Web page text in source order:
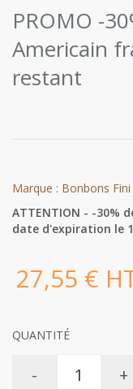
PROMO -
Americain
restant
Marque : Bonbons Fini
ATTENTION - -30%
date d'expiration le
27,55 €
QUANTITÉ
- +